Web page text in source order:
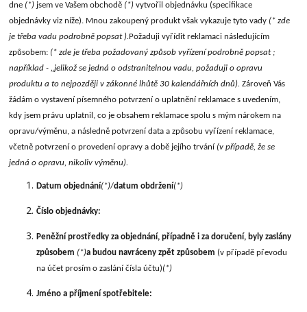
dne (*) jsem ve Vašem obchodě (*) vytvořil objednávku (specifikace
objednávky viz níže). Mnou zakoupený produkt však vykazuje tyto vady (* zde
je třeba vadu podrobně popsat ). Požaduji vyřídit reklamaci následujícím
způsobem: (* zde je třeba požadovaný způsob vyřízení podrobně popsat ;
například - „jelikož se jedná o odstranitelnou vadu, požaduji o opravu
produktu a to nejpozději v zákonné lhůtě 30 kalendářních dnů).Zároveň Vás
žádám o vystavení písemného potvrzení o uplatnění reklamace s uvedením,
kdy jsem právu uplatnil, co je obsahem reklamace spolu s mým nárokem na
opravu/výměnu, a následně potvrzení data a způsobu vyřízení reklamace,
včetně potvrzení o provedení opravy a době jejího trvání (v případě, že se
jedná o opravu, nikoliv výměnu).
Datum objednání(*)/datum obdržení(*)
Číslo objednávky:
Peněžní prostředky za objednání, případně i za doručení, byly zaslány
způsobem (*)a budou navráceny zpět způsobem (v případě převodu
na účet prosím o zaslání čísla účtu)(*)
Jméno a příjmení spotřebitele: